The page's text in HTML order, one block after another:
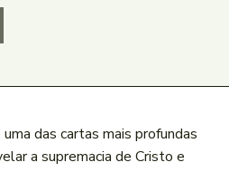
das cartas mais profundas
a supremacia de Cristo e